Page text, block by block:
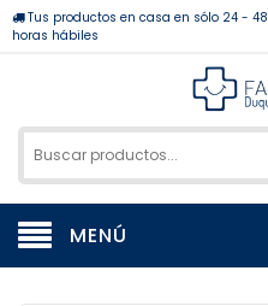
Tus productos en casa en sólo 24 - 48
horas hábiles
MENÚ